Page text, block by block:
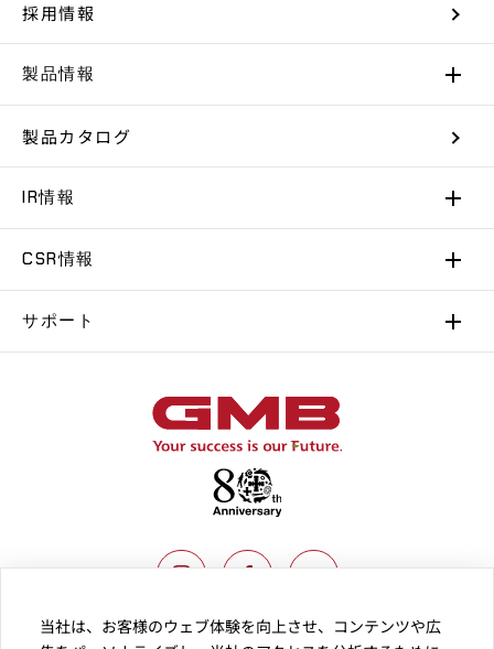
採用情報
製品情報
製品カタログ
IR情報
CSR情報
サポート
当社は、お客様のウェブ体験を向上させ、コンテンツや広